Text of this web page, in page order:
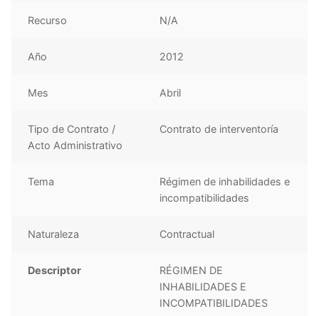
Recurso N/A
Año 2012
Mes Abril
Tipo de Contrato /
Acto Administrativo
Contrato de interventoría
Tema
Régimen de inhabilidades e
incompatibilidades
Naturaleza Contractual
Descriptor
RÉGIMEN DE
INHABILIDADES E
INCOMPATIBILIDADES